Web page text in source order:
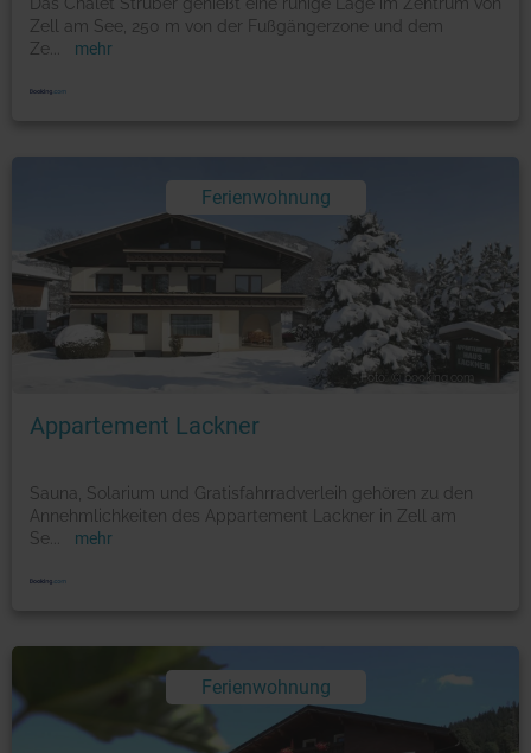
Das Chalet Struber genießt eine ruhige Lage im Zentrum von
Zell am See, 250 m von der Fußgängerzone und dem
Ze
mehr
Ferienwohnung
Foto: © booking.com
Appartement Lackner
Sauna, Solarium und Gratisfahrradverleih gehören zu den
Annehmlichkeiten des Appartement Lackner in Zell am
Se
mehr
Ferienwohnung